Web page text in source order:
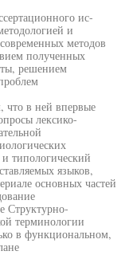
ис-
и
методов
полученных
решением
что в ней впервые
лексико-
типологический
языков,
основных частей
Структурно-
терминологии
в функциональном,